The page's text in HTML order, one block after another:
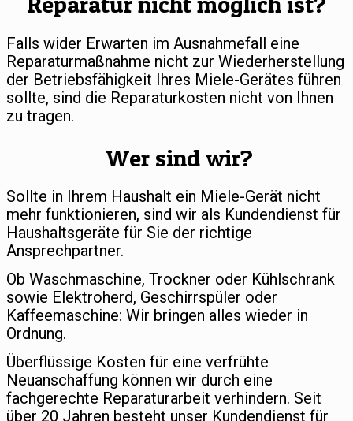
Falls wider Erwarten im Ausnahmefall eine
Reparaturmaßnahme nicht zur Wiederherstellung
der Betriebsfähigkeit Ihres Miele-Gerätes führen
sollte, sind die Reparaturkosten nicht von Ihnen
zu tragen.
Wer sind wir?
Sollte in Ihrem Haushalt ein Miele-Gerät nicht
mehr funktionieren, sind wir als Kundendienst für
Haushaltsgeräte für Sie der richtige
Ansprechpartner.
Ob Waschmaschine, Trockner oder Kühlschrank
sowie Elektroherd, Geschirrspüler oder
Kaffeemaschine: Wir bringen alles wieder in
Ordnung.
Überflüssige Kosten für eine verfrühte
Neuanschaffung können wir durch eine
fachgerechte Reparaturarbeit verhindern. Seit
über 20 Jahren besteht unser Kundendienst für